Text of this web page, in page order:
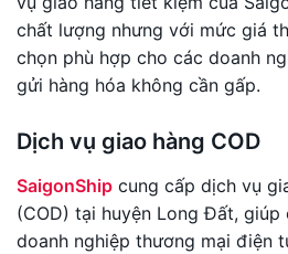
chất lượng nhưng với mức giá
chọn phù hợp cho các doanh
gửi hàng hóa không cần gấp.
Dịch vụ giao hàng COD
SaigonShip cung cấp dịch vụ
(COD) tại huyện Long Đất, giúp
doanh nghiệp thương mại điện